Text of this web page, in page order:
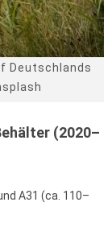
Deutschlands
(2020–
A31 (ca. 110–